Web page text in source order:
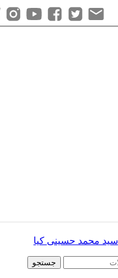
سید محمد حسینی کیا
جستجو